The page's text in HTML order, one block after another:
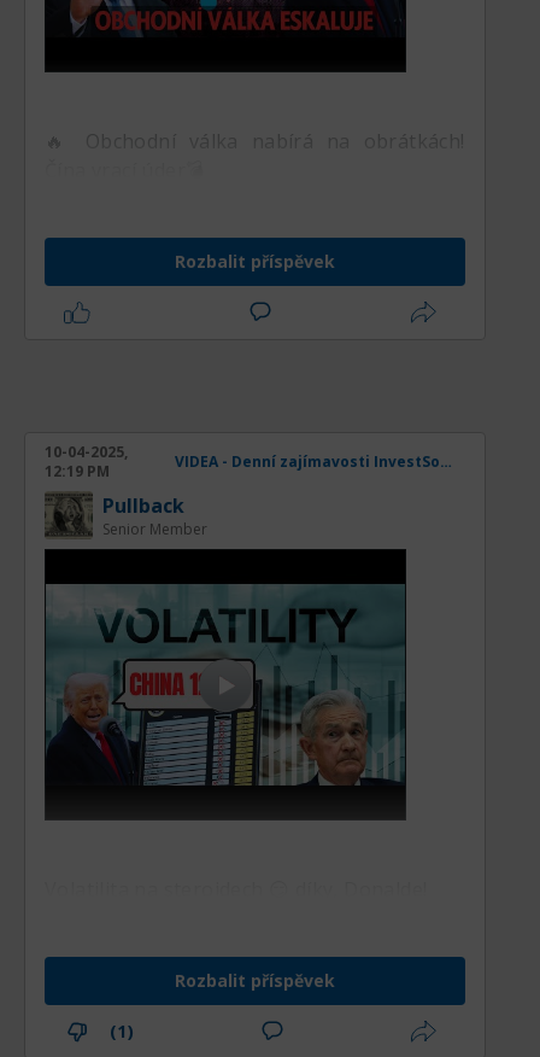
🔥 Obchodní válka nabírá na obrátkách!
Rozbalit příspěvek
10-04-2025,
12:19 PM
VIDEA - Denní zajímavosti InvestSocial
Pullback
Senior Member
Rozbalit příspěvek
(1)